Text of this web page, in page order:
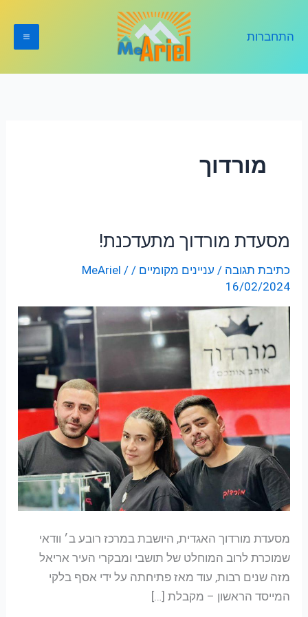
התחברות
מורדוך
מסעדת מורדוך מתעדכנת!
כתיבת תגובה / עניינים מקומיים /
MeAriel /
16/02/2024
מסעדת מורדוך האגדית, היושבת במרכז רובע ב׳ וודאי
שמוכרת לרוב המוחלט של תושבי ומבקרי העיר אריאל
מזה שנים רבות, עוד מאז פתיחתה על ידי אסף בלקי
המייסד הראשון – מקבלת […]
מסעדת
מתעדכנת!